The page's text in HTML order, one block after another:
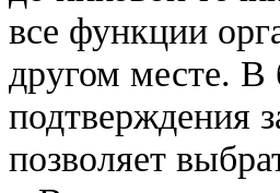
все функции
другом месте.
подтверждения
позволяет